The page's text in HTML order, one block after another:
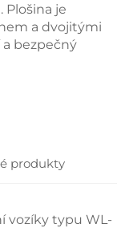
je
a dvojitými
bezpečný
produkty
vozíky typu WL-